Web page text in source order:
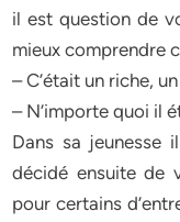
il est question de
mieux comprendre
– C’était un riche,
– N’importe quoi il
Dans sa jeunesse
décidé ensuite de
pour certains